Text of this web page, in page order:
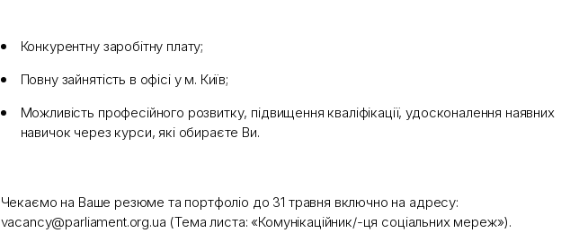
Конкурентну заробітну плату;
Повну зайнятість в офісі у м. Київ;
Можливість професійного розвитку, підвищення кваліфікації, удосконалення наявних
навичок через курси, які обираєте Ви.
Чекаємо на Ваше резюме та портфоліо до 31 травня включно на адресу:
vacancy@parliament.org.ua (Тема листа: «Комунікаційник/-ця соціальних мереж»).